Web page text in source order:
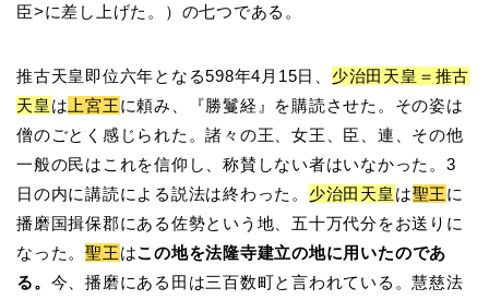
臣>に差し上げた。）の七つである。
推古天皇即位六年となる598年4月15日、 少治田天皇＝推古
天皇 は 上宮王に頼み、『勝鬘経』を購読させた。その姿は
僧のごとく感じられた。諸々の王、女王、臣、連、その他
一般の民はこれを信仰し、称賛しない者はいなかった。3
日の内に講読による説法は終わった。 少治田天皇 は聖王に
播磨国揖保郡にある佐勢という地、五十万代分をお送りに
なった。聖王はこの地を法隆寺建立の地に用いたのであ
る。 今、播磨にある田は三百数町と言われている。慧慈法